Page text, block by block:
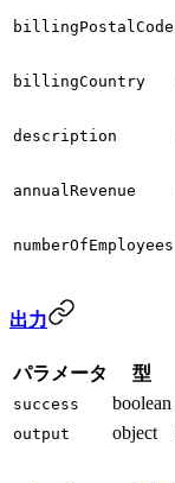
billingPostalCode
billingCountry
description
annualRevenue
numberOfEmployees
出力
パラメータ 型
success boolean
output object